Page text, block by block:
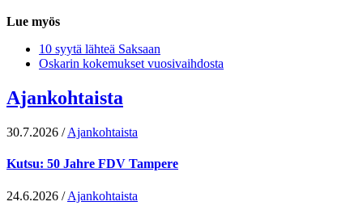
Lue myös
10 syytä lähteä Saksaan
Oskarin kokemukset vuosivaihdosta
Ajankohtaista
30.7.2026 / Ajankohtaista
Kutsu: 50 Jahre FDV Tampere
24.6.2026 / Ajankohtaista